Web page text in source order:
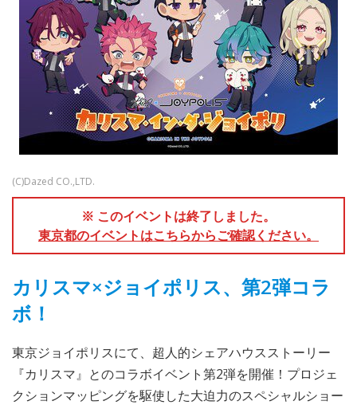
(C)Dazed CO.,LTD.
※ このイベントは終了しました。
東京都のイベントはこちらからご確認ください。
カリスマ×ジョイポリス、第2弾コラ
ボ！
東京ジョイポリスにて、超人的シェアハウスストーリー
『カリスマ』とのコラボイベント第2弾を開催！プロジェ
クションマッピングを駆使した大迫力のスペシャルショー